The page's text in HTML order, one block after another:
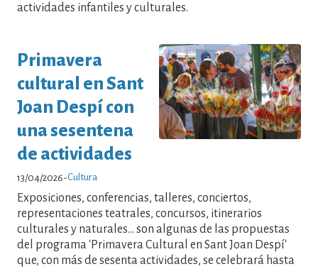
actividades infantiles y culturales.
Primavera
cultural en Sant
Joan Despí con
una sesentena
de actividades
13/04/2026-Cultura
Exposiciones, conferencias, talleres, conciertos,
representaciones teatrales, concursos, itinerarios
culturales y naturales... son algunas de las propuestas
del programa 'Primavera Cultural en Sant Joan Despí'
que, con más de sesenta actividades, se celebrará hasta